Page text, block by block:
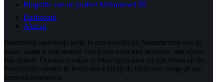
Biografie van de profeet Mohammed ﷺ
Dashboard
Alumni
Islamitisch onderwijs wekt in een moslim de fundamenten van de
islam. Islam is een manier van leven voor ons moslims, niet alleen
een geloof. Om een ​​moslim te laten opgroeien en zijn leven op de
islamitische manier te leven moet hij/zij de islam van jongs af aan
leren en beoefenen.